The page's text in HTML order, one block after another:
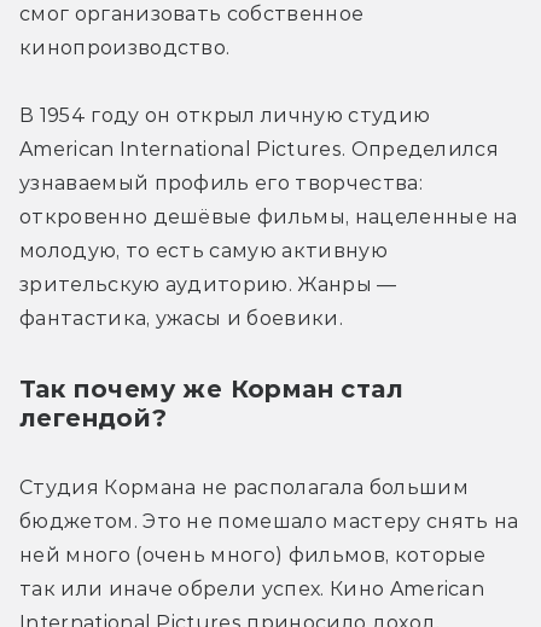
смог организовать собственное
кинопроизводство.
В 1954 году он открыл личную студию
American International Pictures. Определился
узнаваемый профиль его творчества:
откровенно дешёвые фильмы, нацеленные на
молодую, то есть самую активную
зрительскую аудиторию. Жанры —
фантастика, ужасы и боевики.
Так почему же Корман стал
легендой?
Студия Кормана не располагала большим
бюджетом. Это не помешало мастеру снять на
ней много (очень много) фильмов, которые
так или иначе обрели успех. Кино American
International Pictures приносило доход,